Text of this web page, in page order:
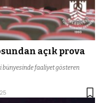
açık prova
bünyesinde faaliyet gösteren